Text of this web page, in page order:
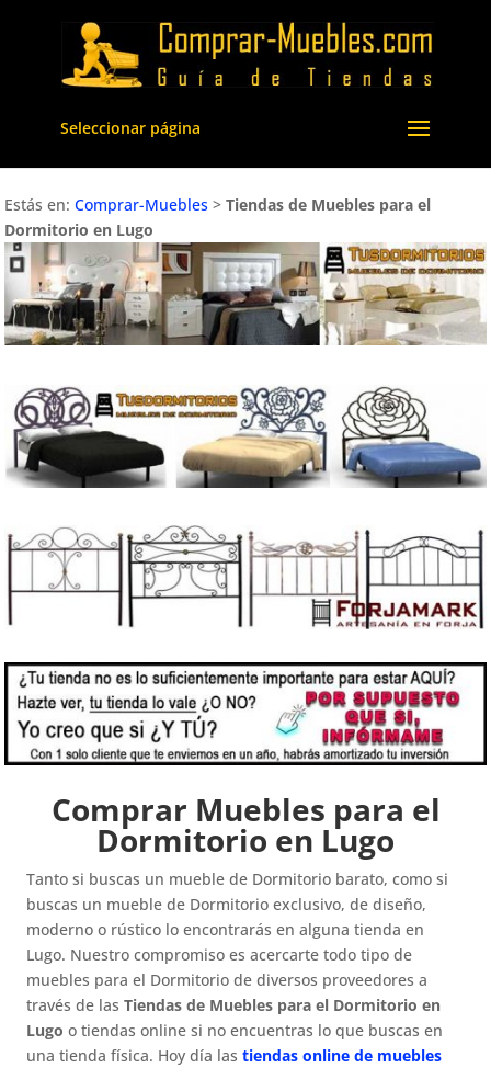
Seleccionar página
Estás en:Comprar-Muebles >Tiendas de Muebles para el
Dormitorio en Lugo
Comprar Muebles para el
Dormitorio en Lugo
Tanto si buscas un mueble de Dormitorio barato, como si
buscas un mueble de Dormitorio exclusivo, de diseño,
moderno o rústico lo encontrarás en alguna tienda en
Lugo. Nuestro compromiso es acercarte todo tipo de
muebles para el Dormitorio de diversos proveedores a
través de lasTiendas de Muebles para el Dormitorio en
Lugo o tiendas online si no encuentras lo que buscas en
una tienda física. Hoy día lastiendas online de muebles